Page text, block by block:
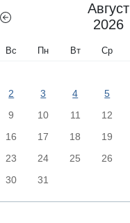
Август
2026
Вс Пн Вт Ср
2
3 4 5
9
10 11 12
16
17 18 19
23
24 25 26
30
31